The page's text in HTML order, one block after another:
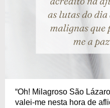
“Oh! Milagroso São
valei-me nesta hora de